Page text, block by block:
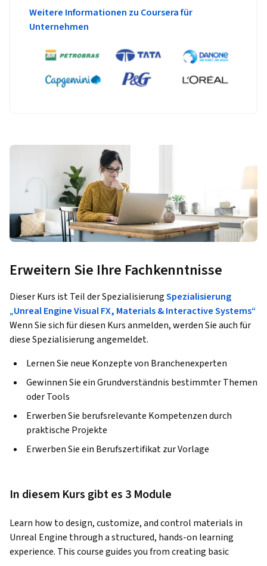
Weitere Informationen zu Coursera für
Unternehmen
Erweitern Sie Ihre Fachkenntnisse
Dieser Kurs ist Teil der SpezialisierungSpezialisierung
„Unreal Engine Visual FX, Materials & Interactive Systems“
Wenn Sie sich für diesen Kurs anmelden, werden Sie auch für
diese Spezialisierung angemeldet.
Lernen Sie neue Konzepte von Branchenexperten
Gewinnen Sie ein Grundverständnis bestimmter Themen
oder Tools
Erwerben Sie berufsrelevante Kompetenzen durch
praktische Projekte
Erwerben Sie ein Berufszertifikat zur Vorlage
In diesem Kurs gibt es 3 Module
Learn how to design, customize, and control materials in
Unreal Engine through a structured, hands-on learning
experience. This course guides you from creating basic